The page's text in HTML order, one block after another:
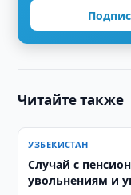
Читайте также
УЗБЕКИСТАН
Случай с
увольнениям и